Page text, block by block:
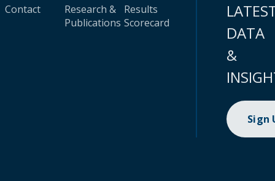
Contact
Research &
Publications
Results
Scorecard
DATA
&
Sign